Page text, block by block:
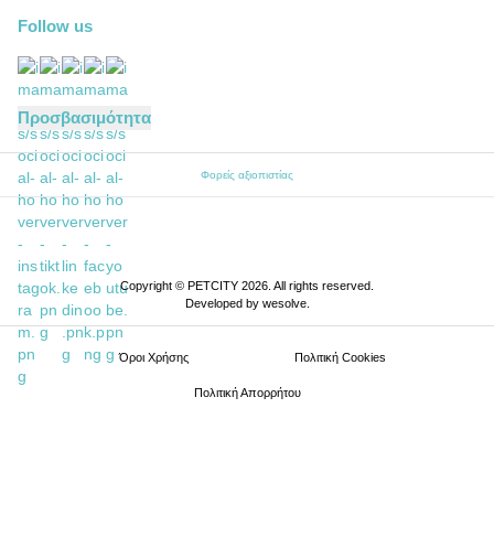
Follow us
Προσβασιμότητα
Φορείς αξιοπιστίας
Copyright © PETCITY 2026. All rights reserved.
Developed by wesolve.
Όροι Xρήσης Πολιτική Cookies
Πολιτική Απορρήτου